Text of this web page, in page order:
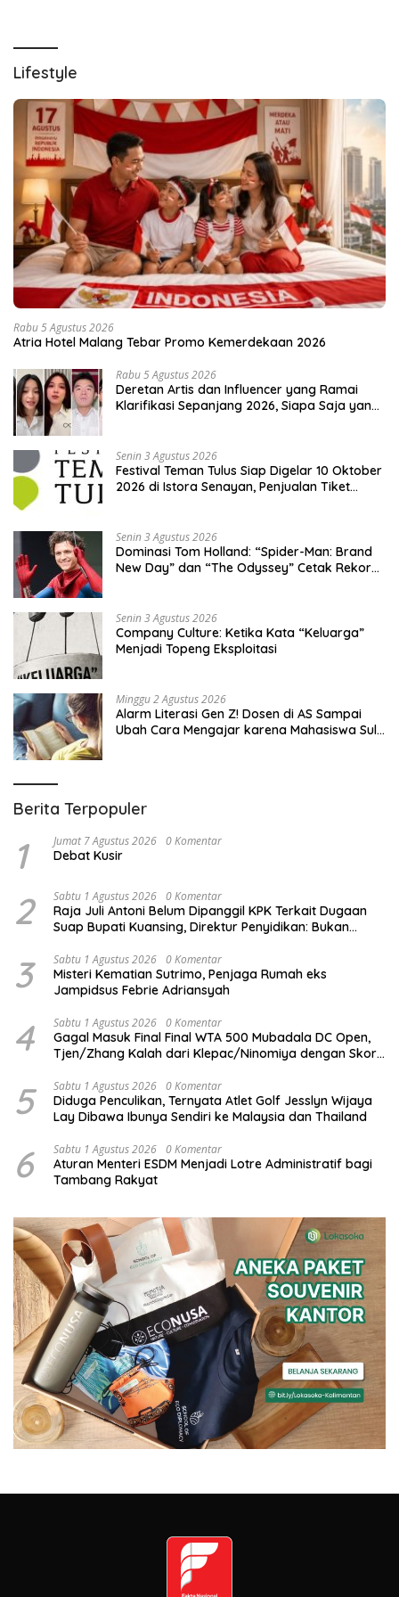
Lifestyle
Rabu 5 Agustus 2026
Atria Hotel Malang Tebar Promo Kemerdekaan 2026
Rabu 5 Agustus 2026
Deretan Artis dan Influencer yang Ramai
Klarifikasi Sepanjang 2026, Siapa Saja yang
Senin 3 Agustus 2026
Festival Teman Tulus Siap Digelar 10 Oktober
2026 di Istora Senayan, Penjualan Tiket
Senin 3 Agustus 2026
Dominasi Tom Holland: “Spider-Man: Brand
New Day” dan “The Odyssey” Cetak Rekor
Senin 3 Agustus 2026
Company Culture: Ketika Kata “Keluarga”
Menjadi Topeng Eksploitasi
Minggu 2 Agustus 2026
Alarm Literasi Gen Z! Dosen di AS Sampai
Ubah Cara Mengajar karena Mahasiswa Sulit
Berita Terpopuler
1 Jumat 7 Agustus 2026 0 Komentar
Debat Kusir
2 Sabtu 1 Agustus 2026 0 Komentar
Raja Juli Antoni Belum Dipanggil KPK Terkait Dugaan
Suap Bupati Kuansing, Direktur Penyidikan: Bukan
3 Sabtu 1 Agustus 2026 0 Komentar
Misteri Kematian Sutrimo, Penjaga Rumah eks
Jampidsus Febrie Adriansyah
4 Sabtu 1 Agustus 2026 0 Komentar
Gagal Masuk Final Final WTA 500 Mubadala DC Open,
Tjen/Zhang Kalah dari Klepac/Ninomiya dengan Skor
5 Sabtu 1 Agustus 2026 0 Komentar
Diduga Penculikan, Ternyata Atlet Golf Jesslyn Wijaya
Lay Dibawa Ibunya Sendiri ke Malaysia dan Thailand
6 Sabtu 1 Agustus 2026 0 Komentar
Aturan Menteri ESDM Menjadi Lotre Administratif bagi
Tambang Rakyat